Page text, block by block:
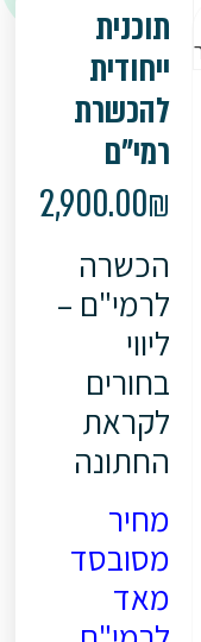
תוכנית
ייחודית
להכשרת
רמי"ם
2,900.00
הכשרה
לרמי"ם –
ליווי
בחורים
לקראת
החתונה
מחיר
מסובסד
מאד